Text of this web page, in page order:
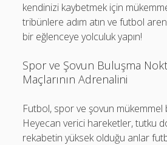
kendinizi kaybetmek için
tribünlere adım atın ve futbol
bir eğlenceye yolculuk yapın!
Spor ve Şovun Buluşma
Maçlarının Adrenalini
Futbol, spor ve şovun mükemmel
Heyecan verici hareketler, tutku
rekabetin yüksek olduğu anlar